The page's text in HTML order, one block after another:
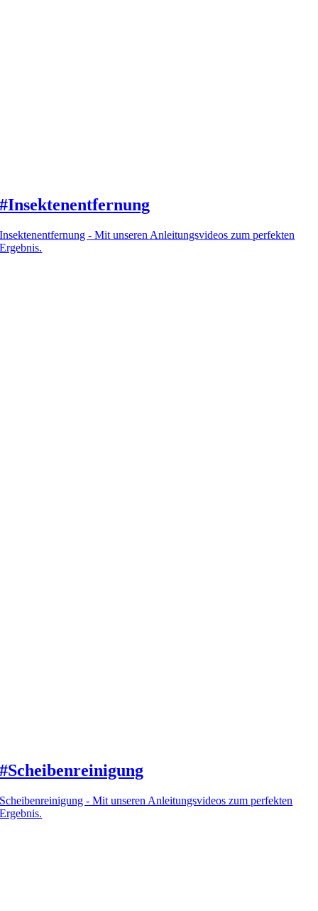
#Insektenentfernung
Insektenentfernung - Mit unseren Anleitungsvideos zum perfekten
Ergebnis.
#Scheibenreinigung
Scheibenreinigung - Mit unseren Anleitungsvideos zum perfekten
Ergebnis.